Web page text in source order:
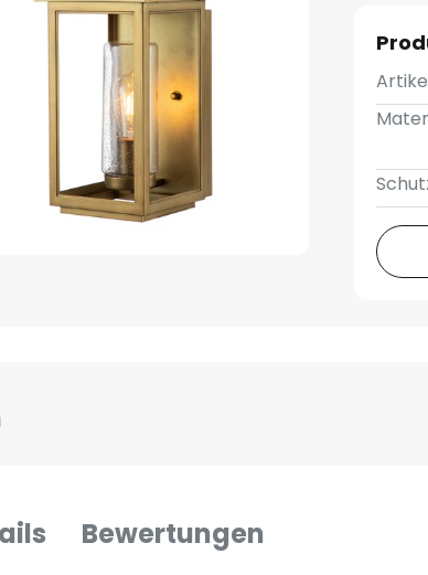
Bewertungen